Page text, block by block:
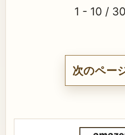
1 - 10 /
次のペー